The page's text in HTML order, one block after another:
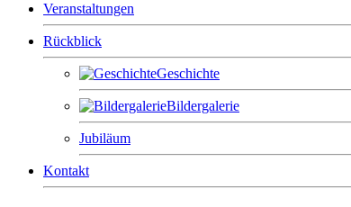
Veranstaltungen
Rückblick
Geschichte
Bildergalerie
Jubiläum
Kontakt